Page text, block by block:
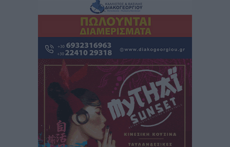
Ιάλυσος Β’: Νωρίς νωρίς μπήκαν στα βάσανα της
Αθλητικά• πριν 53 λεπτά
Εθνικός Αρχίπολης: Μεγάλο βήμα προόδου η ίδρυση
Ακαδημίας
• πριν 56 λεπτά
Ιππότες: Με το βλέμμα στραμμένο στο μέλλον
Αθλητικά• πριν 58 λεπτά